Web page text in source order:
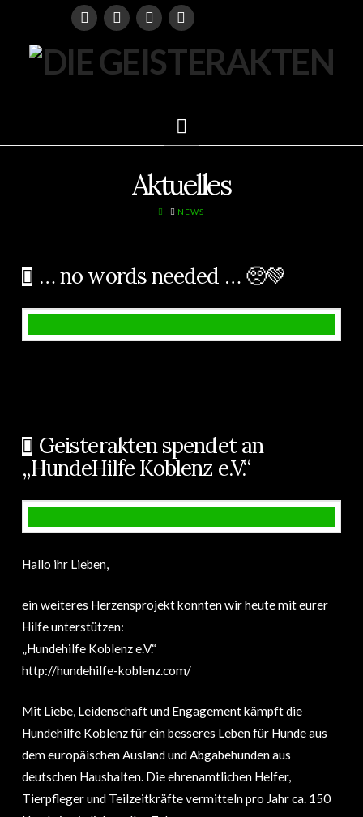
Navigation
Aktuelles
HOMENEWS
… no words needed … 🥺💚
Geisterakten spendet an
„HundeHilfe Koblenz e.V.“
Hallo ihr Lieben,
ein weiteres Herzensprojekt konnten wir heute mit eurer
Hilfe unterstützen:
„Hundehilfe Koblenz e.V.“
http://hundehilfe-koblenz.com/
Mit Liebe, Leidenschaft und Engagement kämpft die
Hundehilfe Koblenz für ein besseres Leben für Hunde aus
dem europäischen Ausland und Abgabehunden aus
deutschen Haushalten. Die ehrenamtlichen Helfer,
Tierpfleger und Teilzeitkräfte vermitteln pro Jahr ca. 150